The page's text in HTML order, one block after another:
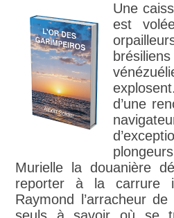
Une
est
d’une
Murielle la douanière
reporter à la carrure
Raymond l’arracheur